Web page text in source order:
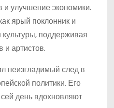
и улучшение экономики.
ярый поклонник и
культуры, поддерживая
и артистов.
неизгладимый след в
политики. Его
день вдохновляют